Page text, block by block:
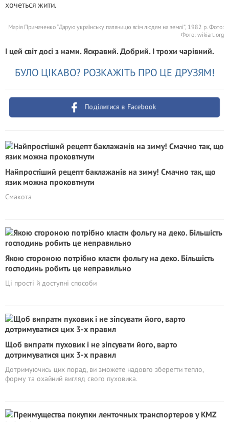
хочеться жити.
Марія Примаченко “Дарую українську паляницю всім людям на землі”, 1982 р. Фото:
Фото: wikiart.org
І цей світ досі з нами. Яскравий. Добрий. І трохи чарівний.
БУЛО ЦІКАВО? РОЗКАЖІТЬ ПРО ЦЕ ДРУЗЯМ!
Поділитися в Facebook
Найпростіший рецепт баклажанів на зиму! Смачно так, що
язик можна проковтнути
Смакота
Якою стороною потрібно класти фольгу на деко. Більшість
господинь робить це неправильно
Ці прості й доступні способи
Щоб випрати пуховик і не зіпсувати його, варто
дотримуватися цих 3-х правил
Дотримуючись цих порад, ви зможете надовго зберегти тепло,
форму та охайний вигляд свого пуховика.